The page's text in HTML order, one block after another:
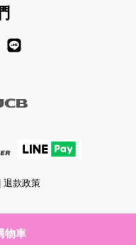
物車
退款政策